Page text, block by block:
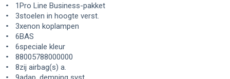
1Pro Line Business-pakket
3stoelen in hoogte verst.
3xenon koplampen
6BAS
6speciale kleur
88005788000000
8zij airbag(s) a.